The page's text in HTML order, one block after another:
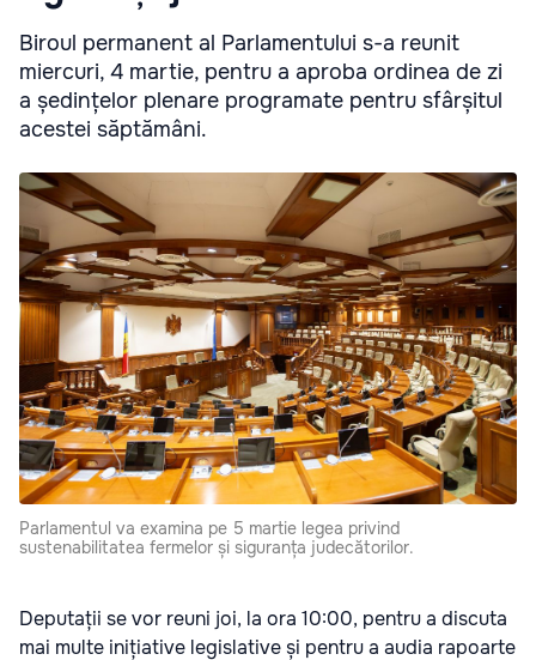
Biroul permanent al Parlamentului s-a reunit
miercuri, 4 martie, pentru a aproba ordinea de zi
a ședințelor plenare programate pentru sfârșitul
acestei săptămâni.
Parlamentul va examina pe 5 martie legea privind
sustenabilitatea fermelor și siguranța judecătorilor.
Deputații se vor reuni joi, la ora 10:00, pentru a discuta
mai multe inițiative legislative și pentru a audia rapoarte